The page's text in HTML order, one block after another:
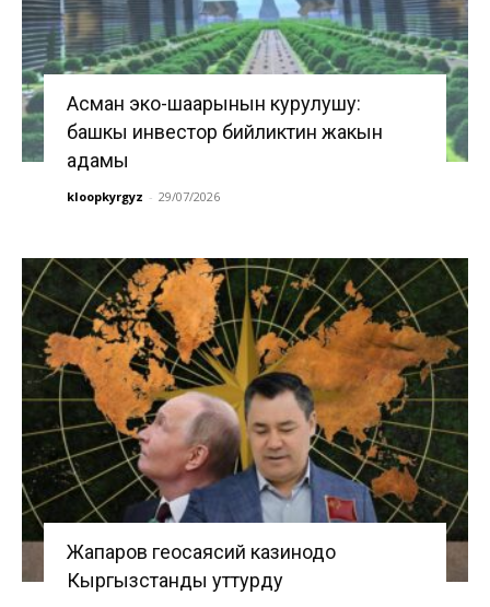
Асман эко-шаарынын курулушу:
башкы инвестор бийликтин жакын
адамы
kloopkyrgyz - 29/07/2026
Жапаров геосаясий казинодо
Кыргызстанды уттурду